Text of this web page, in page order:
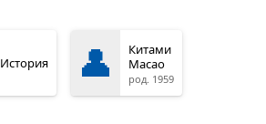
История 👤
Китами
Масао
род. 1959